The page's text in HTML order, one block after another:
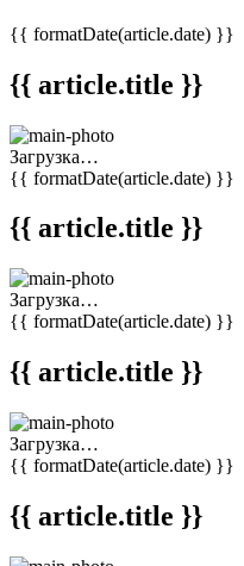
{{ formatDate(article.date) }}
{{ article.title }}
Загрузка…
{{ formatDate(article.date) }}
{{ article.title }}
Загрузка…
{{ formatDate(article.date) }}
{{ article.title }}
Загрузка…
{{ formatDate(article.date) }}
{{ article.title }}